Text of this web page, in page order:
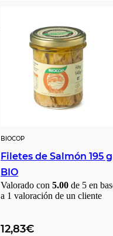
BIOCOP
Filetes de Salmón 195 g
BIO
Valorado con 5.00 de 5 en
a 1 valoración de un cliente
12,83€